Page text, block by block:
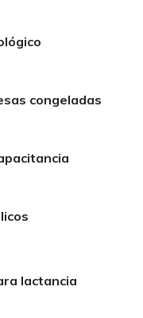
congeladas
lactancia